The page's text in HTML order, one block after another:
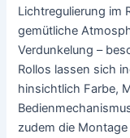
Lichtregulierung im
gemütliche
Verdunkelung –
Rollos lassen sich
hinsichtlich Farbe,
zudem die